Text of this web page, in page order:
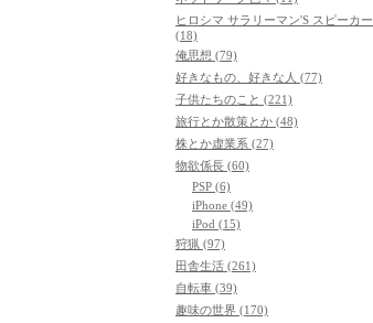
ヒロシマ サラリーマン'S スピーカー
(18)
俺思想 (79)
好きなもの、好きな人 (77)
子供たちのこと (221)
旅行とか散策とか (48)
株とか虚業系 (27)
物欲係長 (60)
PSP (6)
iPhone (49)
iPod (15)
狩猟 (97)
田舎生活 (261)
自転車 (39)
趣味の世界 (170)